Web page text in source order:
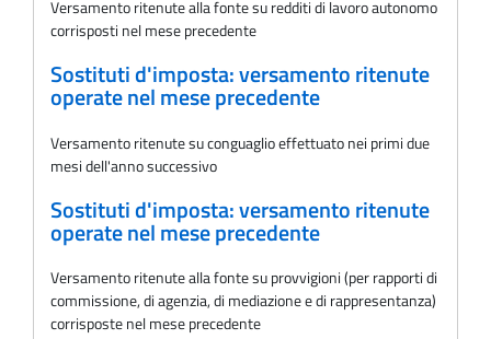
Versamento ritenute alla fonte su redditi di lavoro autonomo
corrisposti nel mese precedente
Sostituti d'imposta: versamento ritenute
operate nel mese precedente
Versamento ritenute su conguaglio effettuato nei primi due
mesi dell'anno successivo
Sostituti d'imposta: versamento ritenute
operate nel mese precedente
Versamento ritenute alla fonte su provvigioni (per rapporti di
commissione, di agenzia, di mediazione e di rappresentanza)
corrisposte nel mese precedente